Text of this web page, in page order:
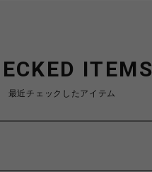
ITEMS
最近チェックしたアイテム